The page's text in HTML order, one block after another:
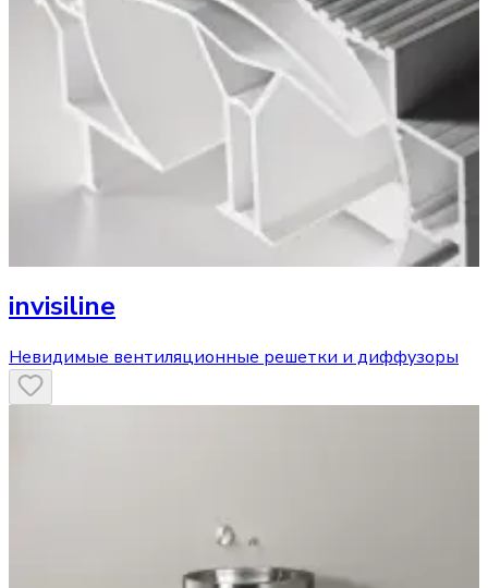
invisiline
Невидимые вентиляционные решетки и диффузоры